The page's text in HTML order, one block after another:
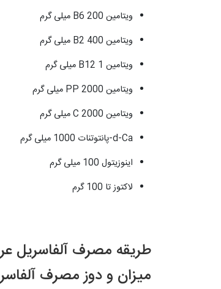
ویتامین B6 200 میلی گرم
ویتامین B2 400 میلی گرم
ویتامین B12 1 میلی گرم
ویتامین PP 2000 میلی گرم
ویتامین C 2000 میلی گرم
d-Ca-پانتوتنات 1000 میلی گرم
اینوزیتول 100 میلی گرم
لاکتوز تا 100 گرم
طریقه مصرف آلفاسریل
میزان و دوز مصرف